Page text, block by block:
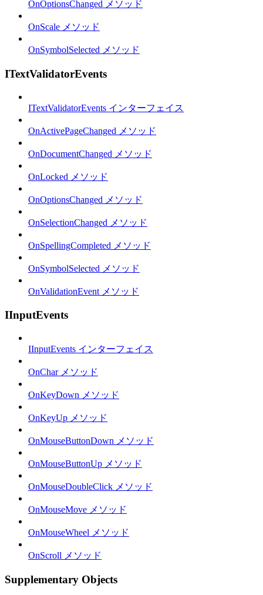
OnOptionsChanged メソッド
OnScale メソッド
OnSymbolSelected メソッド
ITextValidatorEvents
ITextValidatorEvents インターフェイス
OnActivePageChanged メソッド
OnDocumentChanged メソッド
OnLocked メソッド
OnOptionsChanged メソッド
OnSelectionChanged メソッド
OnSpellingCompleted メソッド
OnSymbolSelected メソッド
OnValidationEvent メソッド
IInputEvents
IInputEvents インターフェイス
OnChar メソッド
OnKeyDown メソッド
OnKeyUp メソッド
OnMouseButtonDown メソッド
OnMouseButtonUp メソッド
OnMouseDoubleClick メソッド
OnMouseMove メソッド
OnMouseWheel メソッド
OnScroll メソッド
Supplementary Objects